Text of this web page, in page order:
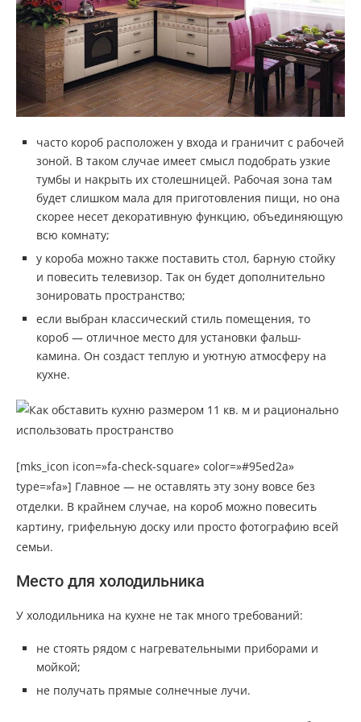
часто короб расположен у входа и граничит с рабочей
зоной. В таком случае имеет смысл подобрать узкие
тумбы и накрыть их столешницей. Рабочая зона там
будет слишком мала для приготовления пищи, но она
скорее несет декоративную функцию, объединяющую
всю комнату;
у короба можно также поставить стол, барную стойку
и повесить телевизор. Так он будет дополнительно
зонировать пространство;
если выбран классический стиль помещения, то
короб — отличное место для установки фальш-
камина. Он создаст теплую и уютную атмосферу на
кухне.
[mks_icon icon=»fa-check-square» color=»#95ed2a»
type=»fa»] Главное — не оставлять эту зону вовсе без
отделки. В крайнем случае, на короб можно повесить
картину, грифельную доску или просто фотографию всей
семьи.
Место для холодильника
У холодильника на кухне не так много требований:
не стоять рядом с нагревательными приборами и
мойкой;
не получать прямые солнечные лучи.